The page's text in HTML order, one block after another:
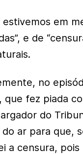
em
e de
no
que fez piada
do
ar para que,
a censura,